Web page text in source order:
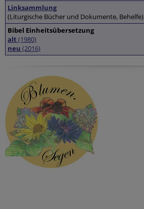
Linksammlung
(Liturgische Bücher und Dokumente, Behelfe)
Bibel Einheitsübersetzung
alt (1980)
neu (2016)